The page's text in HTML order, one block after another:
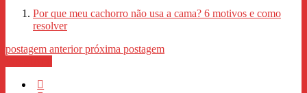
Por que meu cachorro não usa a cama? 6 motivos e como
resolver
postagem anteriorpróxima postagem